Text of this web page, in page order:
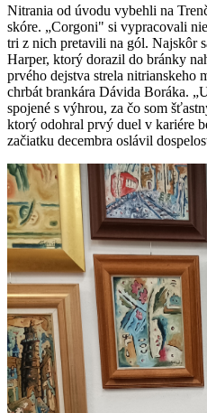
Nitrania od úvodu vybehli na
skóre. „Corgoni" si vypracovali
tri z nich pretavili na gól. Najskôr
Harper, ktorý dorazil do bránky
prvého dejstva strela nitrianskeho
chrbát brankára Dávida Boráka.
spojené s výhrou, za čo som
ktorý odohral prvý duel v kariére
začiatku decembra oslávil